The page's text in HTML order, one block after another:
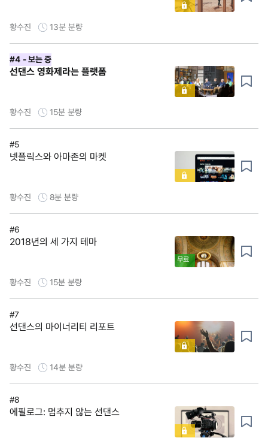
황수진 13분 분량
#4 - 보는 중
선댄스 영화제라는 플랫폼
황수진 15분 분량
#5
넷플릭스와 아마존의 마켓
황수진 8분 분량
#6
2018년의 세 가지 테마
무료
황수진 15분 분량
#7
선댄스의 마이너리티 리포트
황수진 14분 분량
#8
에필로그: 멈추지 않는 선댄스